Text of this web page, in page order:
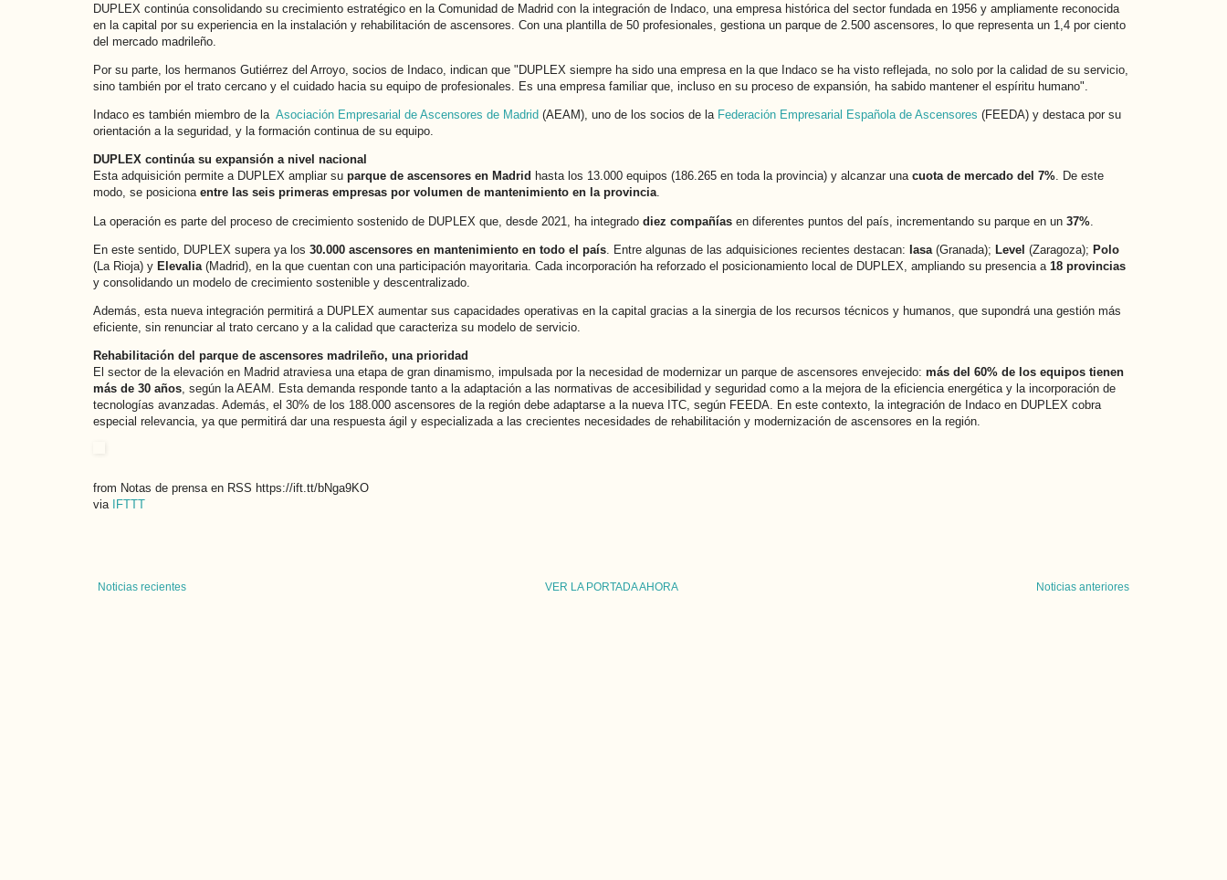
DUPLEX continúa consolidando su crecimiento estratégico en la Comunidad de Madrid con la integración de Indaco, una empresa histórica del sector fundada en 1956 y ampliamente reconocida
en la capital por su experiencia en la instalación y rehabilitación de ascensores. Con una plantilla de 50 profesionales, gestiona un parque de 2.500 ascensores, lo que representa un 1,4 por ciento
del mercado madrileño.
Por su parte, los hermanos Gutiérrez del Arroyo, socios de Indaco, indican que "DUPLEX siempre ha sido una empresa en la que Indaco se ha visto reflejada, no solo por la calidad de su servicio,
sino también por el trato cercano y el cuidado hacia su equipo de profesionales. Es una empresa familiar que, incluso en su proceso de expansión, ha sabido mantener el espíritu humano".
Indaco es también miembro de la Asociación Empresarial de Ascensores de Madrid (AEAM), uno de los socios de la Federación Empresarial Española de Ascensores (FEEDA) y destaca por su
orientación a la seguridad, y la formación continua de su equipo.
DUPLEX continúa su expansión a nivel nacional
Esta adquisición permite a DUPLEX ampliar su parque de ascensores en Madrid hasta los 13.000 equipos (186.265 en toda la provincia) y alcanzar una cuota de mercado del 7%. De este
modo, se posiciona entre las seis primeras empresas por volumen de mantenimiento en la provincia.
La operación es parte del proceso de crecimiento sostenido de DUPLEX que, desde 2021, ha integrado diez compañías en diferentes puntos del país, incrementando su parque en un 37%
En este sentido, DUPLEX supera ya los 30.000 ascensores en mantenimiento en todo el país . Entre algunas de las adquisiciones recientes destacan: Iasa (Granada); Level (Zaragoza); Polo
(La Rioja) y Elevalia (Madrid), en la que cuentan con una participación mayoritaria. Cada incorporación ha reforzado el posicionamiento local de DUPLEX, ampliando su presencia a 18 provincias
y consolidando un modelo de crecimiento sostenible y descentralizado.
Además, esta nueva integración permitirá a DUPLEX aumentar sus capacidades operativas en la capital gracias a la sinergia de los recursos técnicos y humanos, que supondrá una gestión más
eficiente, sin renunciar al trato cercano y a la calidad que caracteriza su modelo de servicio.
Rehabilitación del parque de ascensores madrileño, una prioridad
El sector de la elevación en Madrid atraviesa una etapa de gran dinamismo, impulsada por la necesidad de modernizar un parque de ascensores envejecido: más del 60% de los equipos tienen
más de 30 años, según la AEAM. Esta demanda responde tanto a la adaptación a las normativas de accesibilidad y seguridad como a la mejora de la eficiencia energética y la incorporación de
tecnologías avanzadas. Además, el 30% de los 188.000 ascensores de la región debe adaptarse a la nueva ITC, según FEEDA. En este contexto, la integración de Indaco en DUPLEX cobra
especial relevancia, ya que permitirá dar una respuesta ágil y especializada a las crecientes necesidades de rehabilitación y modernización de ascensores en la región.
from Notas de prensa en RSS https://ift.tt/bNga9KO
via IFTTT
Noticias recientes Noticias anteriores
VER LA PORTADA AHORA